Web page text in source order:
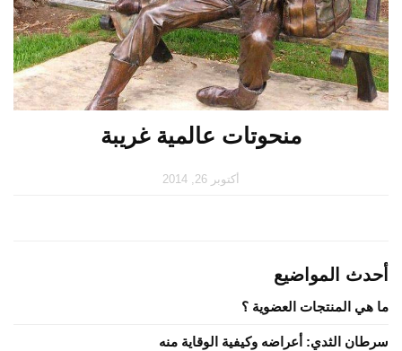
منحوتات عالمية غريبة
أكتوبر 26, 2014
أحدث المواضيع
ما هي المنتجات العضوية ؟
سرطان الثدي: أعراضه وكيفية الوقاية منه